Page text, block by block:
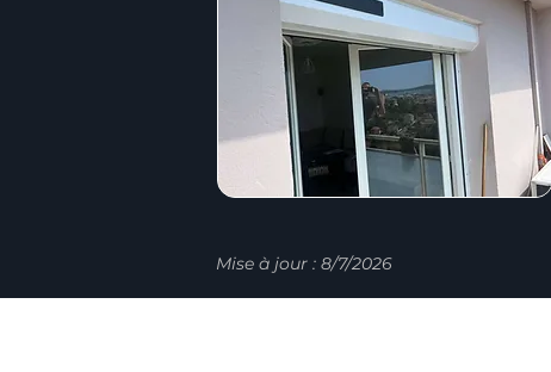
Mise à jour : 8/7/2026